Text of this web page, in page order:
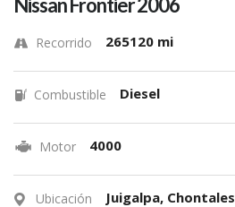
Nissan Frontier 2006
Recorrido 265120 mi
Combustible Diesel
Motor 4000
Ubicación Juigalpa, Chontales